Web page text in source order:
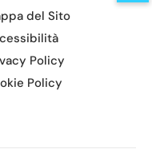
del Sito
Policy
Policy